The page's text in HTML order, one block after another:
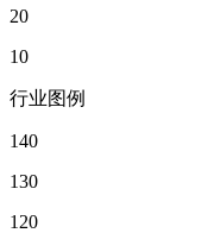
20
10
行业图例
140
130
120